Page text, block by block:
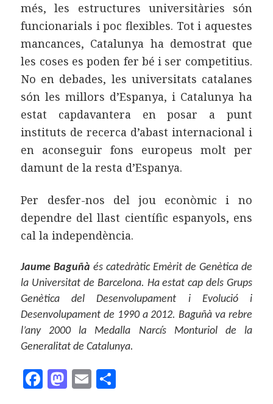
més, les estructures universitàries són
funcionarials i poc flexibles. Tot i aquestes
mancances, Catalunya ha demostrat que
les coses es poden fer bé i ser competitius.
No en debades, les universitats catalanes
són les millors d’Espanya, i Catalunya ha
estat capdavantera en posar a punt
instituts de recerca d’abast internacional i
en aconseguir fons europeus molt per
damunt de la resta d’Espanya.
Per desfer-nos del jou econòmic i no
dependre del llast científic espanyols, ens
cal la independència.
Jaume Baguñà és catedràtic Emèrit de Genètica de
la Universitat de Barcelona. Ha estat cap dels Grups
Genètica del Desenvolupament i Evolució i
Desenvolupament de 1990 a 2012. Baguñà va rebre
l’any 2000 la Medalla Narcís Monturiol de la
Generalitat de Catalunya.
F M E